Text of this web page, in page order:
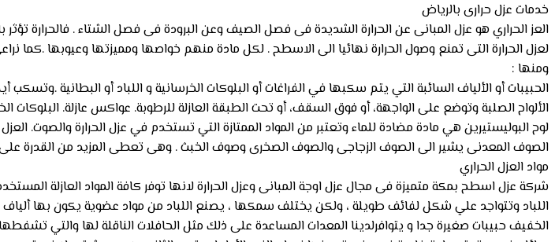
خدمات عزل حرارى بالرياض
العز الحراري هو عزل المبانى عن الحرارة الشديدة فى فصل الصيف وعن البرودة فى فصل الشتاء . فالحرارة
لعزل الحرارة التى تمنع وصول الحرارة نهائيا الى الاسطح . لكل مادة منهم خواصها ومميزتها وعيوبها
ومنها :
الحبيبات أو الألياف السائبة التي يتم سكبها في الفراغات أو البلوكات الخرسانية و اللباد أو البطانية
الألواح الصلبة وتوضع على الواجهة، أو فوق السقف، أو تحت الطبقة العازلة للرطوبة. عواكس عازلة. البلوكات
لوح البوليستيرين هي مادة مضادة للماء وتعتبر من المواد الممتازة التي تستخدم في عزل الحرارة والصوت.
الصوف المعدنى يشير الى الصوف الزجاجى والصوف الصخرى وصوف الخبث . وهى تعطى المزيد من القدرة
مواد العزل الحراري
شركة عزل اسطح بمكة متميزة فى مجال عزل اوجة المبانى وعزل الحرارة لانها توفر كافة المواد العازلة
اللباد وتتواجد علي شكل لفائف طويلة ، ولكن يختلف سمكها ، يصنع اللباد من مواد عضوية يكون بها ألياف
الخفيف حبيبات صغيرة جدا و يتوافرلدينا المعدات المساعدة على ذلك مثل الحافلات الناقلة لها والتي